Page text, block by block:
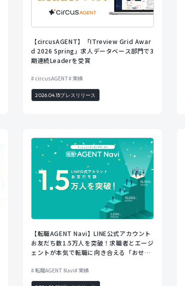
【circusAGENT】「ITreview Grid Awar
d 2026 Spring」求人データベース部門で3
期連続Leaderを受賞
circusAGENT 実績
2026.04.15プレスリリース
【転職AGENT Navi】LINE公式アカウント
お友だち数1.5万人を突破！求職者とエージ
ェントが本気で転職に向き合える「おせっ
転職AGENT Navi 実績